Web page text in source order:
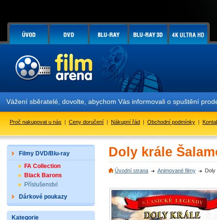
Vážení sběratelé, dovolte, abychom Vás informovali o spuštění
Proč nakupovat u nás | Ceny doručení | Nákupní řád | Obchodní podmínky |
Filmy DVD/Blu-ray
FA Collection
Black Barons
Příslušenství
Dárkové poukazy
Kategorie
Doly krále
Úvodní strana Animované filmy Doly